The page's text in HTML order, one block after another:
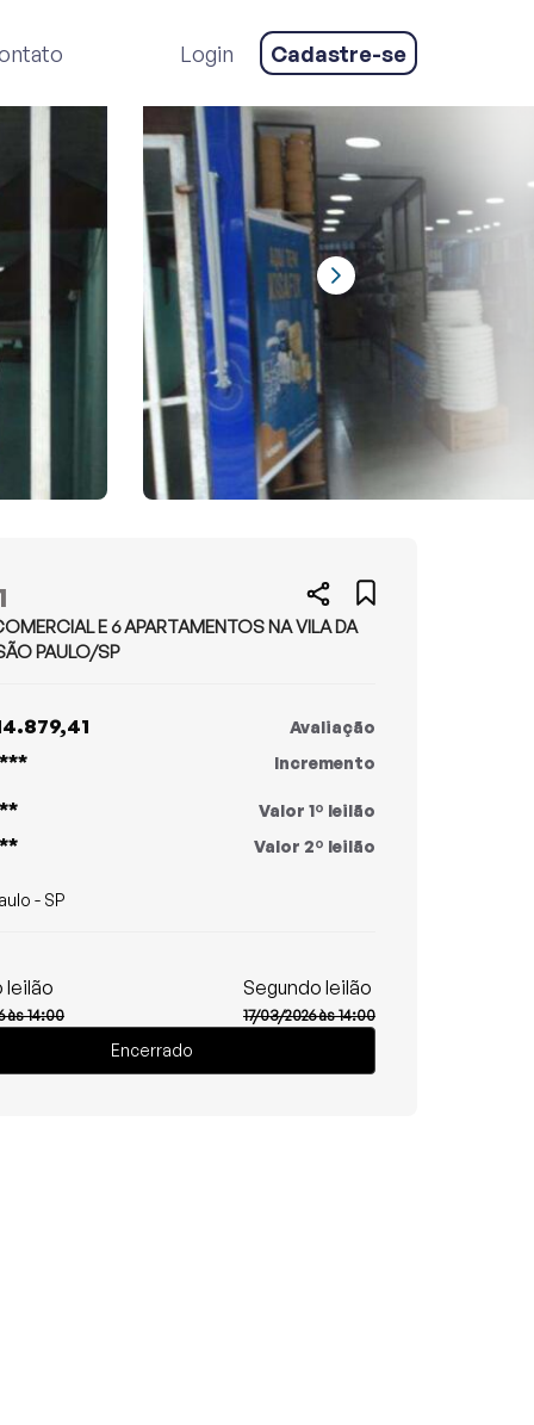
Login Cadastre-se
E 6 APARTAMENTOS NA VILA DA
PAULO/SP
Avaliação
Incremento
Valor 1º leilão
Valor 2º leilão
- SP
leilão
às 14:00
Segundo leilão
17/03/2026 às 14:00
Encerrado